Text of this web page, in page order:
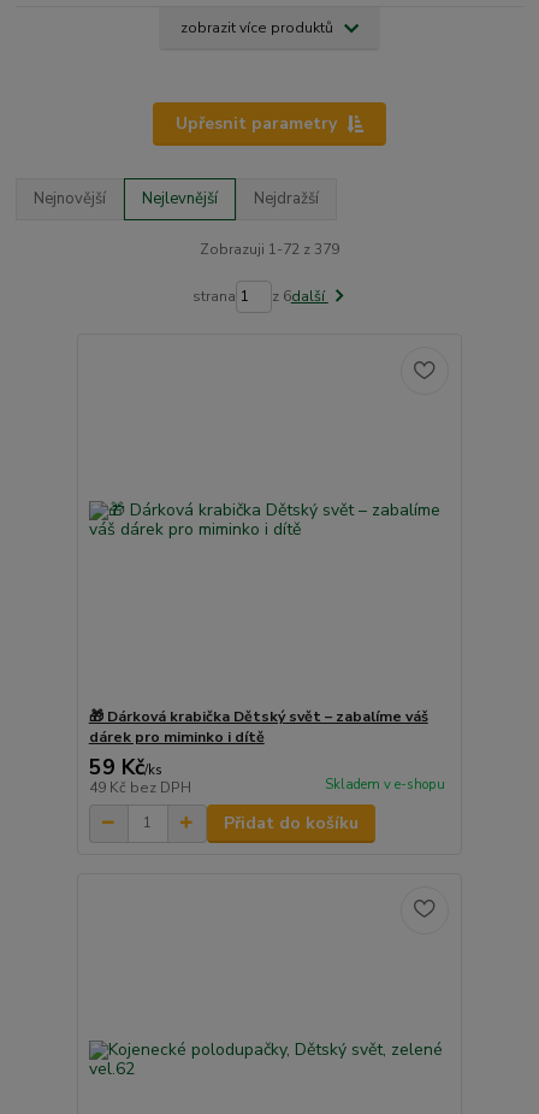
zobrazit více produktů
Upřesnit parametry
Nejnovější Nejlevnější Nejdražší
Zobrazuji 1-72 z 379
strana z 6další
🎁 Dárková krabička Dětský svět – zabalíme váš
dárek pro miminko i dítě
59 Kč/ks
49 Kč bez DPH Skladem v e-shopu
Přidat do košíku